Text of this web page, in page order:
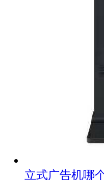
立式广告机哪